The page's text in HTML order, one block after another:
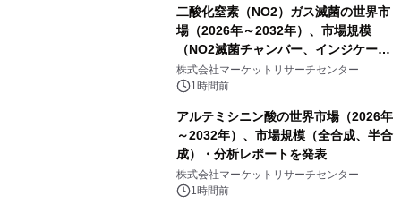
二酸化窒素（NO2）ガス滅菌の世界市
場（2026年～2032年）、市場規模
（NO2滅菌チャンバー、インジケータ
ーおよびモニタリングシステム、その
他）・分析レポートを発表
株式会社マーケットリサーチセンター
1時間前
アルテミシニン酸の世界市場（2026年
～2032年）、市場規模（全合成、半合
成）・分析レポートを発表
株式会社マーケットリサーチセンター
1時間前